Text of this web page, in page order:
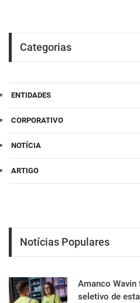
Categorias
ENTIDADES
CORPORATIVO
NOTÍCIA
ARTIGO
Notícias Populares
Amanco
seletivo de